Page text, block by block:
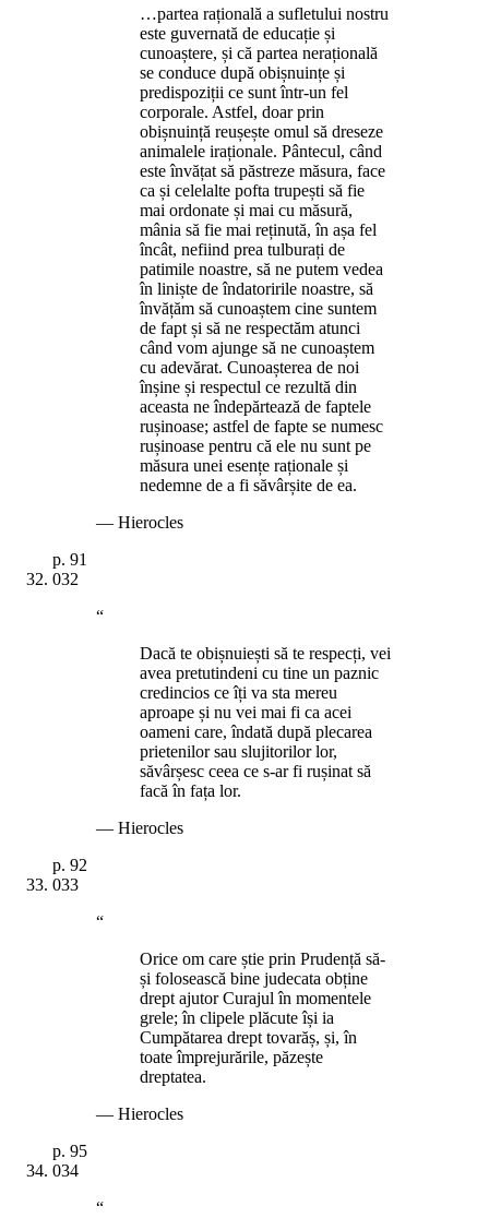
…partea rațională a sufletului nostru
este guvernată de educație și
cunoaștere, și că partea nerațională
se conduce după obișnuințe și
predispoziții ce sunt într-un fel
corporale. Astfel, doar prin
obișnuință reușește omul să dreseze
animalele iraționale. Pântecul, când
este învățat să păstreze măsura, face
ca și celelalte pofta trupești să fie
mai ordonate și mai cu măsură,
mânia să fie mai reținută, în așa fel
încât, nefiind prea tulburați de
patimile noastre, să ne putem vedea
în liniște de îndatoririle noastre, să
învățăm să cunoaștem cine suntem
de fapt și să ne respectăm atunci
când vom ajunge să ne cunoaștem
cu adevărat. Cunoașterea de noi
înșine și respectul ce rezultă din
aceasta ne îndepărtează de faptele
rușinoase; astfel de fapte se numesc
rușinoase pentru că ele nu sunt pe
măsura unei esențe raționale și
nedemne de a fi săvârșite de ea.
— Hierocles
p. 91
032
“
Dacă te obișnuiești să te respecți, vei
avea pretutindeni cu tine un paznic
credincios ce îți va sta mereu
aproape și nu vei mai fi ca acei
oameni care, îndată după plecarea
prietenilor sau slujitorilor lor,
săvârșesc ceea ce s-ar fi rușinat să
facă în fața lor.
— Hierocles
p. 92
033
“
Orice om care știe prin Prudență să-
și folosească bine judecata obține
drept ajutor Curajul în momentele
grele; în clipele plăcute își ia
Cumpătarea drept tovarăș, și, în
toate împrejurările, păzește
dreptatea.
— Hierocles
p. 95
034
“